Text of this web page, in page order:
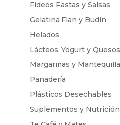
Fideos Pastas y Salsas
Gelatina Flan y Budín
Helados
Lácteos, Yogurt y Quesos
Margarinas y
Panadería
Plásticos Desechables
Suplementos y Nutrición